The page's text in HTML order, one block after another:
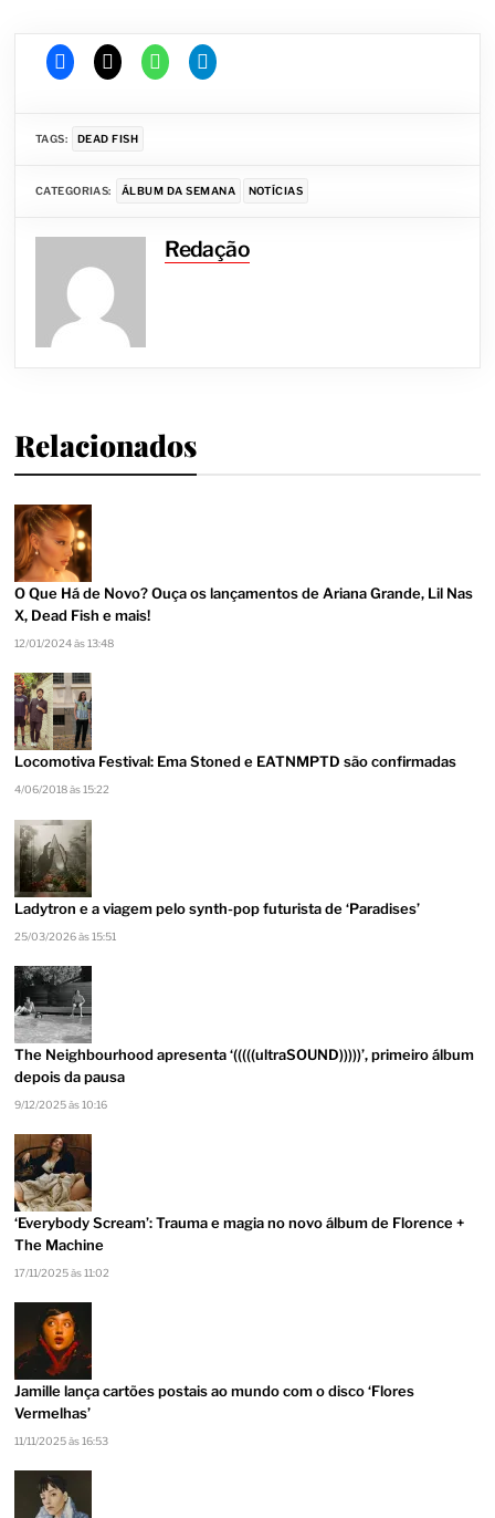
TAGS: DEAD FISH
CATEGORIAS: ÁLBUM DA SEMANA NOTÍCIAS
Redação
Relacionados
O Que Há de Novo? Ouça os lançamentos de Ariana Grande, Lil Nas
X, Dead Fish e mais!
12/01/2024 às 13:48
Locomotiva Festival: Ema Stoned e EATNMPTD são confirmadas
4/06/2018 às 15:22
Ladytron e a viagem pelo synth-pop futurista de ‘Paradises’
25/03/2026 às 15:51
The Neighbourhood apresenta ‘(((((ultraSOUND)))))’, primeiro álbum
depois da pausa
9/12/2025 às 10:16
‘Everybody Scream’: Trauma e magia no novo álbum de Florence +
The Machine
17/11/2025 às 11:02
Jamille lança cartões postais ao mundo com o disco ‘Flores
Vermelhas’
11/11/2025 às 16:53